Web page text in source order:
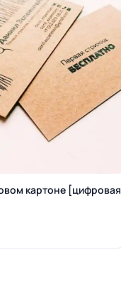
картоне [цифровая